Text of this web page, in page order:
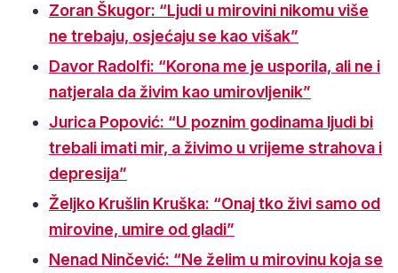
Zoran Škugor: “Ljudi u mirovini nikomu više
ne trebaju, osjećaju se kao višak”
Davor Radolfi: “Korona me je usporila, ali ne i
natjerala da živim kao umirovljenik”
Jurica Popović: “U poznim godinama ljudi bi
trebali imati mir, a živimo u vrijeme strahova i
depresija”
Željko Krušlin Kruška: “Onaj tko živi samo od
mirovine, umire od gladi”
Nenad Ninčević: “Ne želim u mirovinu koja se